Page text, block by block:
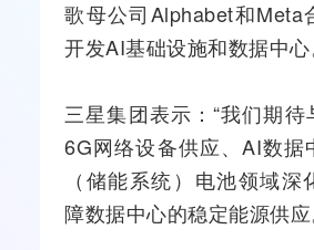
歌母公司Alphabet和Meta
开发AI基础设施和数据中心
三星集团表示：“我们期待
6G网络设备供应、AI数据
（储能系统）电池领域深
障数据中心的稳定能源供应